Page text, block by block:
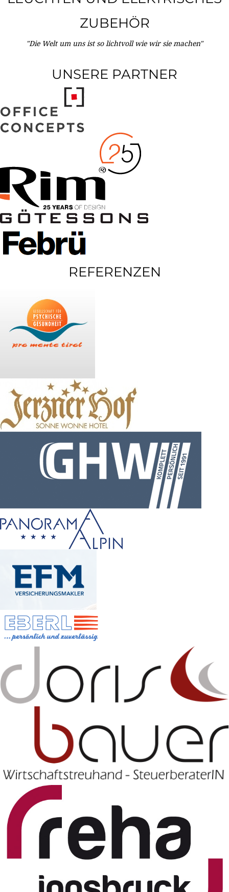
ZUBEHÖR
"Die Welt um uns ist so lichtvoll wie wir sie machen"
UNSERE PARTNER
REFERENZEN